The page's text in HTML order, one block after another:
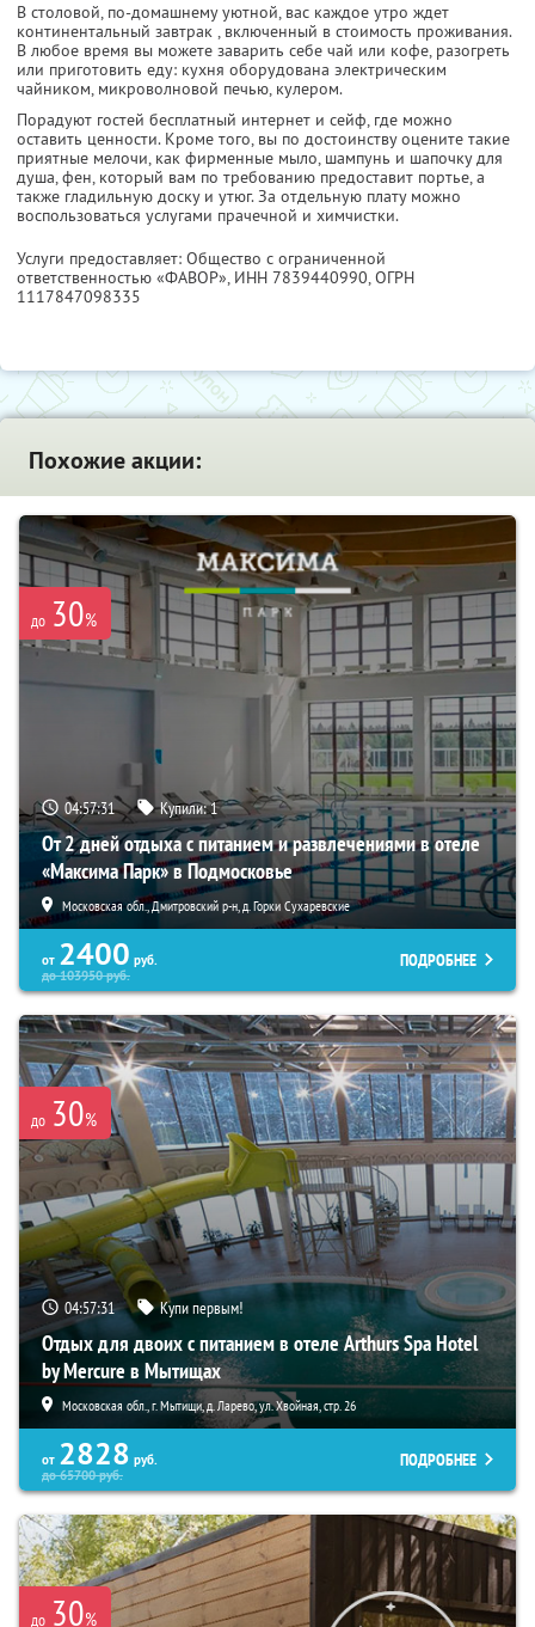
В столовой, по-домашнему уютной, вас каждое утро ждет
континентальный завтрак , включенный в стоимость проживания.
В любое время вы можете заварить себе чай или кофе, разогреть
или приготовить еду: кухня оборудована электрическим
чайником, микроволновой печью, кулером.
Порадуют гостей бесплатный интернет и сейф, где можно
оставить ценности. Кроме того, вы по достоинству оцените такие
приятные мелочи, как фирменные мыло, шампунь и шапочку для
душа, фен, который вам по требованию предоставит портье, а
также гладильную доску и утюг. За отдельную плату можно
воспользоваться услугами прачечной и химчистки.
Услуги предоставляет: Общество с ограниченной
ответственностью «ФАВОР», ИНН 7839440990, ОГРН
1117847098335
Похожие акции:
до 30%
04:57:30 Купили:1
От 2 дней отдыха с питанием и развлечениями в отеле
«Максима Парк» в Подмосковье
Московская обл., Дмитровский р-н, д. Горки Сухаревские
от 2400 руб.
до103950руб.
ПОДРОБНЕЕ
до 30%
04:57:30 Купи первым!
Отдых для двоих с питанием в отеле Arthurs Spa Hotel
by Mercure в Мытищах
Московская обл., г. Мытищи, д. Ларево, ул. Хвойная, стр. 26
от 2828 руб.
до65700руб.
ПОДРОБНЕЕ
до 30%